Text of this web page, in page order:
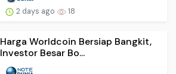
2 days ago 18
Harga Worldcoin Bersiap Bangkit,
Investor Besar Bo...